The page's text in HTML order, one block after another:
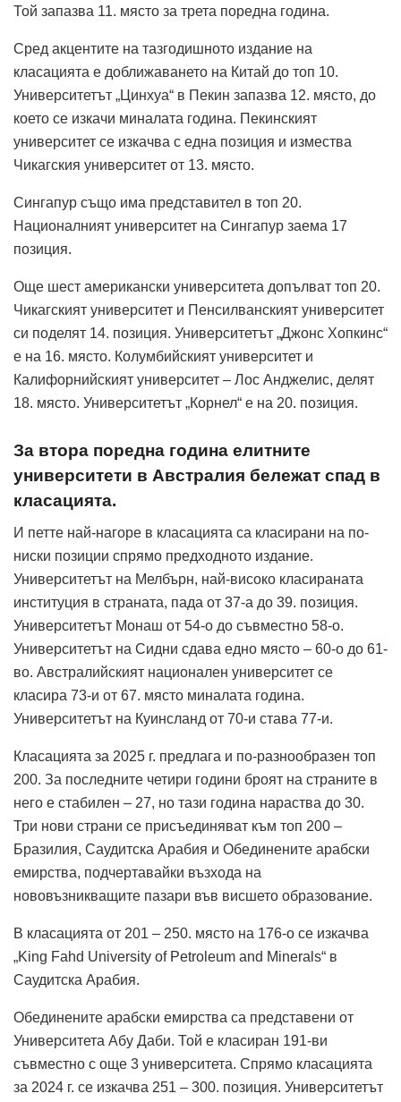
Той запазва 11. място за трета поредна година.
Сред акцентите на тазгодишното издание на
класацията е доближаването на Китай до топ 10.
Университетът „Цинхуа“ в Пекин запазва 12. място, до
което се изкачи миналата година. Пекинският
университет се изкачва с една позиция и измества
Чикагския университет от 13. място.
Сингапур също има представител в топ 20.
Националният университет на Сингапур заема 17
позиция.
Още шест американски университета допълват топ 20.
Чикагският университет и Пенсилванският университет
си поделят 14. позиция. Университетът „Джонс Хопкинс“
е на 16. място. Колумбийският университет и
Калифорнийският университет – Лос Анджелис, делят
18. място. Университетът „Корнел“ е на 20. позиция.
За втора поредна година елитните
университети в Австралия бележат спад в
класацията.
И петте най-нагоре в класацията са класирани на по-
ниски позиции спрямо предходното издание.
Университетът на Мелбърн, най-високо класираната
институция в страната, пада от 37-а до 39. позиция.
Университетът Монаш от 54-о до съвместно 58-о.
Университетът на Сидни сдава едно място – 60-о до 61-
во. Австралийският национален университет се
класира 73-и от 67. място миналата година.
Университетът на Куинсланд от 70-и става 77-и.
Класацията за 2025 г. предлага и по-разнообразен топ
200. За последните четири години броят на страните в
него е стабилен – 27, но тази година нараства до 30.
Три нови страни се присъединяват към топ 200 –
Бразилия, Саудитска Арабия и Обединените арабски
емирства, подчертавайки възхода на
нововъзникващите пазари във висшето образование.
В класацията от 201 – 250. място на 176-о се изкачва
„King Fahd University of Petroleum and Minerals“ в
Саудитска Арабия.
Обединените арабски емирства са представени от
Университета Абу Даби. Той е класиран 191-ви
съвместно с още 3 университета. Спрямо класацията
за 2024 г. се изкачва 251 – 300. позиция. Университетът